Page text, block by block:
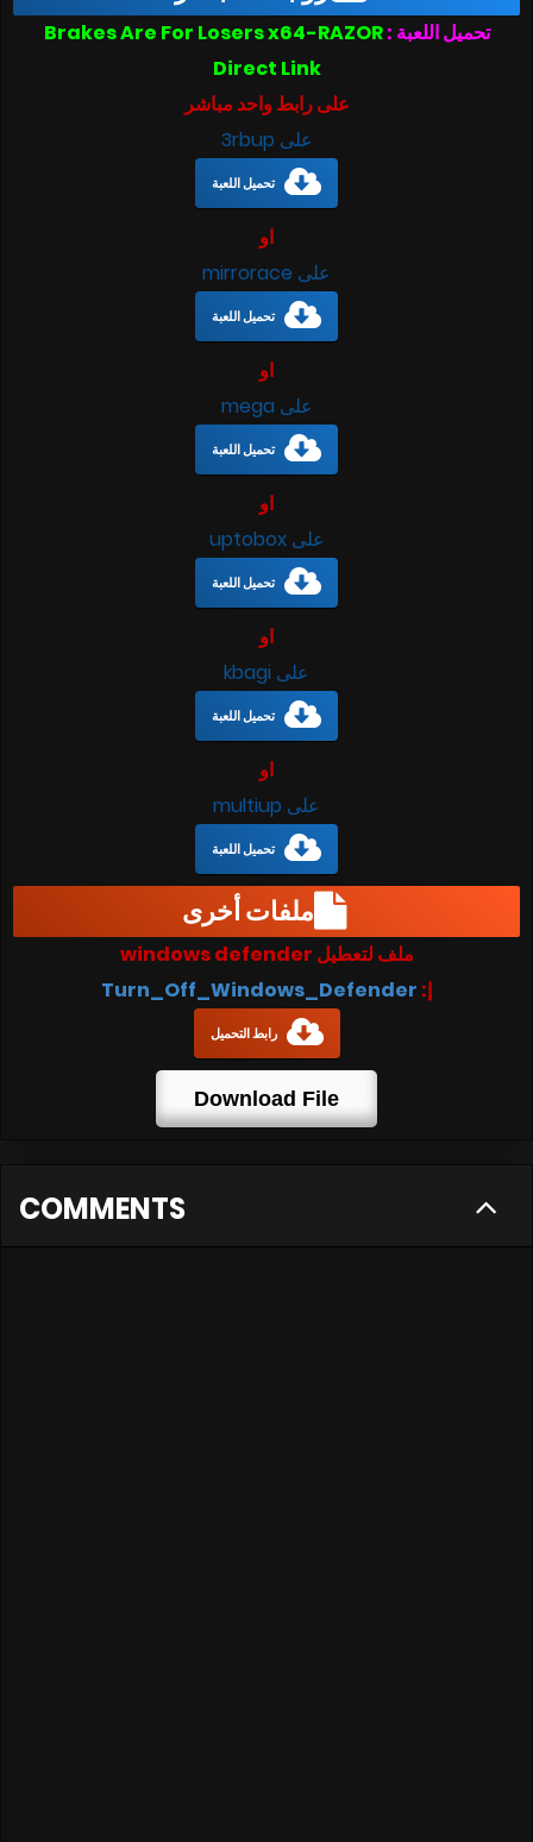
تحميل اللعبة :Brakes Are For Losers x64-RAZOR
Direct Link
على رابط واحد مباشر
على 3rbup
تحميل اللعبة
او
على mirrorace
تحميل اللعبة
او
على mega
تحميل اللعبة
او
على uptobox
تحميل اللعبة
او
على kbagi
تحميل اللعبة
او
على multiup
تحميل اللعبة
ملفات أخرى
ملف لتعطيل windows defender
إ: Turn_Off_Windows_Defender
رابط التحميل
Download File
COMMENTS